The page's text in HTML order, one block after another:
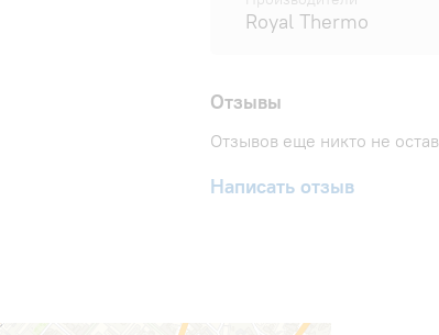
мм; Глубина товара: 80
товара: 980 мм; Набор
Гарантийный документ:
Royal Thermo
Отзывы
Отзывов еще никто не
Написать отзыв